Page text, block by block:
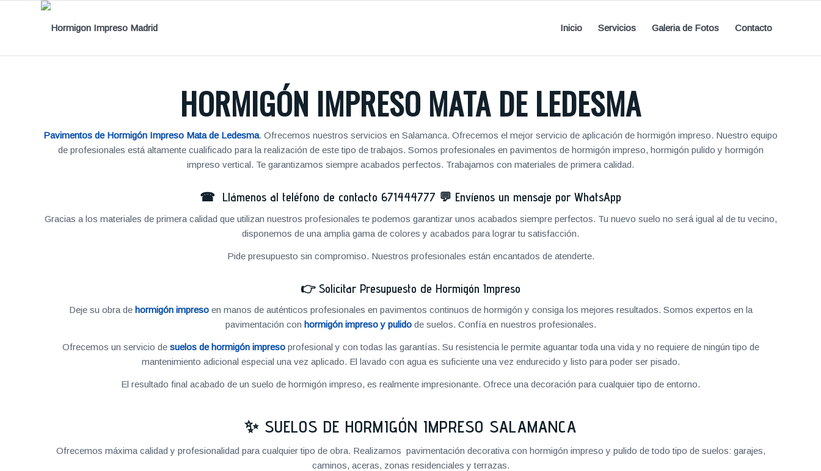
Inicio Servicios Galeria de Fotos Contacto
HORMIGÓN IMPRESO MATA DE LEDESMA
Pavimentos de Hormigón Impreso Mata de Ledesma. Ofrecemos nuestros servicios en Salamanca. Ofrecemos el mejor servicio de aplicación de hormigón impreso. Nuestro equipo
de profesionales está altamente cualificado para la realización de este tipo de trabajos. Somos profesionales en pavimentos de hormigón impreso, hormigón pulido y hormigón
impreso vertical. Te garantizamos siempre acabados perfectos. Trabajamos con materiales de primera calidad.
☎ Llámenos al teléfono de contacto 671444777 💬 Envíenos un mensaje por WhatsApp
Gracias a los materiales de primera calidad que utilizan nuestros profesionales te podemos garantizar unos acabados siempre perfectos. Tu nuevo suelo no será igual al de tu vecino,
disponemos de una amplia gama de colores y acabados para lograr tu satisfacción.
Pide presupuesto sin compromiso. Nuestros profesionales están encantados de atenderte.
👉 Solicitar Presupuesto de Hormigón Impreso
Deje su obra de hormigón impresoen manos de auténticos profesionales en pavimentos continuos de hormigón y consiga los mejores resultados. Somos expertos en la
pavimentación con hormigón impreso y pulidode suelos. Confía en nuestros profesionales.
Ofrecemos un servicio de suelos de hormigón impresoprofesional y con todas las garantías. Su resistencia le permite aguantar toda una vida y no requiere de ningún tipo de
mantenimiento adicional especial una vez aplicado. El lavado con agua es suficiente una vez endurecido y listo para poder ser pisado.
El resultado final acabado de un suelo de hormigón impreso, es realmente impresionante. Ofrece una decoración para cualquier tipo de entorno.
✨ SUELOS DE HORMIGÓN IMPRESO SALAMANCA
Ofrecemos máxima calidad y profesionalidad para cualquier tipo de obra. Realizamos pavimentación decorativa con hormigón impreso y pulido de todo tipo de suelos: garajes,
caminos, aceras, zonas residenciales y terrazas.